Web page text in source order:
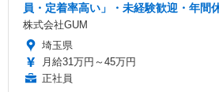
員・定着率高い」・未経験歓迎・年間
株式会社GUM
埼玉県
月給31万円～45万円
正社員